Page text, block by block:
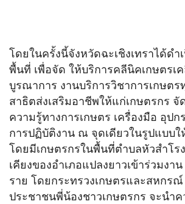
โดยในครั้งนี้จังหวัดฉะเชิงเทราได้ดำ
พื้นที่ เพื่อจัด ให้บริการคลีนิคเกษตรเ
บูรณาการ งานบริการวิชาการเกษตร
สาธิตส่งเสริมอาชีพให้แก่เกษตรกร จั
ความรู้ทางการเกษตร เครื่องมือ อุป
การปฏิบัติงาน ณ จุดเดียวในรูปแบบใ
โดยมีเกษตรกรในพื้นที่ตำบลหัวสำโร
เคียงของอำเภอแปลงยาวเข้าร่วมงา
ราย โดยกระทรวงเกษตรและสหกร
ประชาชนพี่น้องชาวเกษตรกร จะนำ